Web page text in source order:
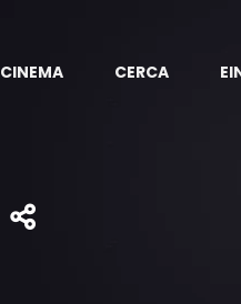
CINEMA CERCA